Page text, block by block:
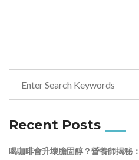
Recent Posts
喝咖啡會升壞膽固醇？營養師揭秘